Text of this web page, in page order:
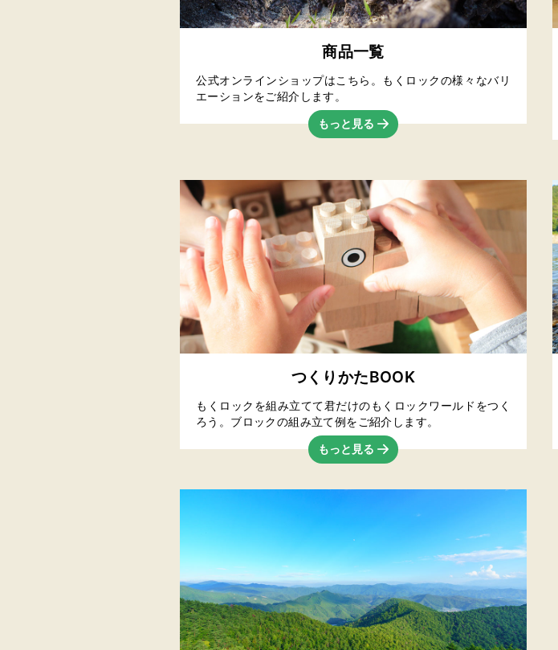
商品一覧
公式オンラインショップはこちら。もくロックの様々なバリ
エーションをご紹介します。
もっと見る
つくりかたBOOK
もくロックを組み立てて君だけのもくロックワールドをつく
ろう。ブロックの組み立て例をご紹介します。
もっと見る